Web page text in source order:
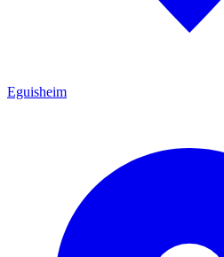
Eguisheim